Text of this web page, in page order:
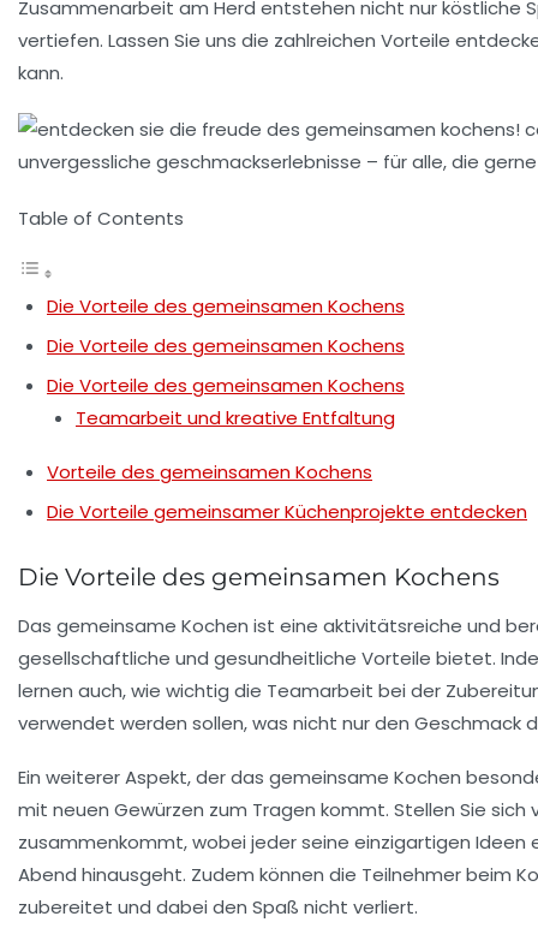
Zusammenarbeit am Herd entstehen nicht nur köstliche
vertiefen. Lassen Sie uns die zahlreichen Vorteile
kann.
Table of Contents
Die Vorteile des gemeinsamen Kochens
Die Vorteile des gemeinsamen Kochens
Die Vorteile des gemeinsamen Kochens
Teamarbeit und kreative Entfaltung
Vorteile des gemeinsamen Kochens
Die Vorteile gemeinsamer Küchenprojekte entdecken
Die Vorteile des gemeinsamen Kochens
Das gemeinsame Kochen ist eine aktivitätsreiche und
gesellschaftliche und gesundheitliche Vorteile bietet.
lernen auch, wie wichtig die Teamarbeit bei der
verwendet werden sollen, was nicht nur den
Ein weiterer Aspekt, der das gemeinsame Kochen
mit neuen Gewürzen zum Tragen kommt. Stellen Sie
zusammenkommt, wobei jeder seine einzigartigen Ideen
Abend hinausgeht. Zudem können die Teilnehmer beim
zubereitet und dabei den Spaß nicht verliert.